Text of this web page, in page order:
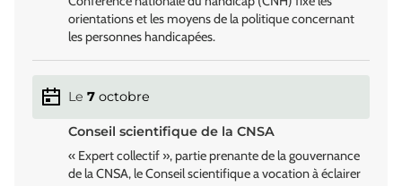
orientations et les moyens de la politique concernant
les personnes handicapées.
Le 7octobre
Conseil scientifique de la CNSA
« Expert collectif », partie prenante de la gouvernance
de la CNSA, le Conseil scientifique a vocation à éclairer